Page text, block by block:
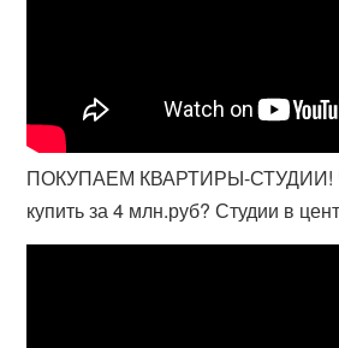
ПОКУПАЕМ КВАРТИРЫ-СТУДИИ!
купить за 4 млн.руб? Студии в